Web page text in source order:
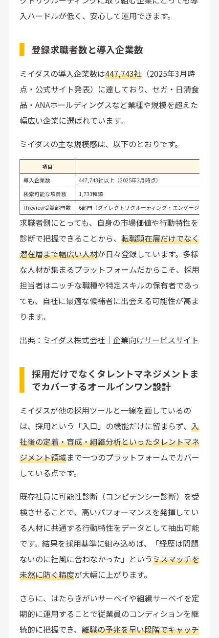
入ハードルが低く、安心して運用できます。
登録求職者数と導入企業数
ミイダスの導入企業数は447,743社 （2025年3月時
点・公式サイト発表）に達しており、セガ・日清食
品・ANAホールディングスなど業種や規模を超えた
幅広い企業に選ばれています。
ミイダスの主な規模感は、以下のとおりです。
項目
導入企業数
447,743社以上（2025年3月時点）
検索可能な項目数
1,733種類
ITreview受賞部門数
6部門（ダイレクトリクルーティング・エンゲージメン
求職者側にとっても、自身の市場価値や行動特性を
診断で把握できることから、 転職顕在層だけでなく
潜在層まで幅広い人材が日々登録しています。多様
な人材が集まるプラットフォームだからこそ、採用
担当者はニッチな職種や特定スキルの保有者であっ
ても、自社に最適な候補者に出会える可能性が高ま
ります。
出典： ミイダス株式会社｜企業向けサービスサイト
採用だけでなくタレントマネジメントま
でカバーするオールインワン設計
ミイダスが他の採用ツールと一線を画しているの
は、採用という「入口」の機能だけに留まらず、 入
社後の定着・育成・組織分析といったタレントマネ
ジメント領域まで一つのプラットフォームでカバー
している点です。
既存社員に可能性診断（コンピテンシー診断）を受
検させることで、高いパフォーマンスを発揮してい
る人材に共通する行動特性をデータとして抽出可能
です。結果を採用基準に組み込めば、「経歴は問題
ないのに社風に合わなかった」というミスマッチを
未然に防ぐ精度が大幅に上がります。
さらに、はたらきがいサーベイや組織サーベイを定
期的に運用することで従業員のコンディションを継
続的に把握でき、 離職の予兆を早い段階でキャッチ